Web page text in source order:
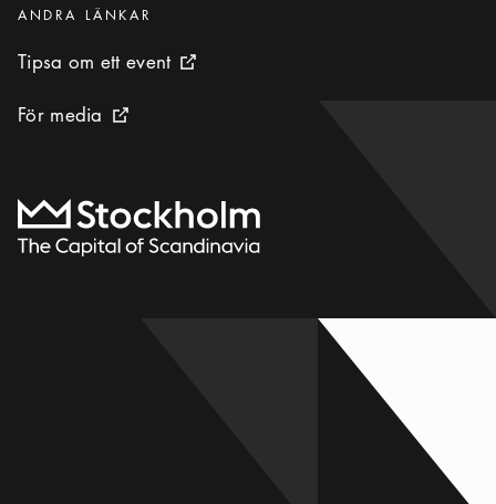
Kategorier :
ANDRA LÄNKAR
Tipsa om ett event
Tipsa om ett event Extern ikon
För media
För media Extern ikon
Till startsidan